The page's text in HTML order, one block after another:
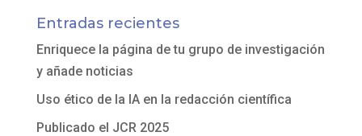
Entradas recientes
Enriquece la página de tu grupo de investigación
y añade noticias
Uso ético de la IA en la redacción científica
Publicado el JCR 2025